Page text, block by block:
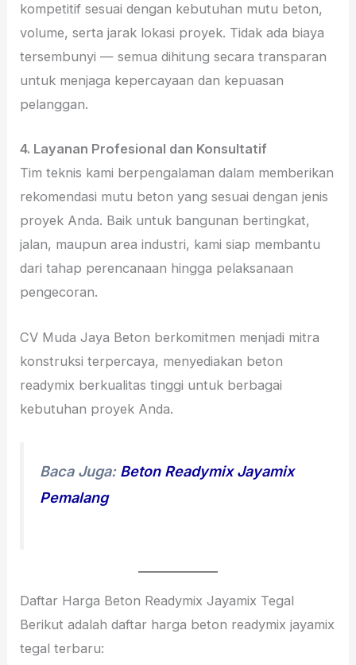
kompetitif sesuai dengan kebutuhan mutu beton,
volume, serta jarak lokasi proyek. Tidak ada biaya
tersembunyi — semua dihitung secara transparan
untuk menjaga kepercayaan dan kepuasan
pelanggan.
4. Layanan Profesional dan Konsultatif
Tim teknis kami berpengalaman dalam memberikan
rekomendasi mutu beton yang sesuai dengan jenis
proyek Anda. Baik untuk bangunan bertingkat,
jalan, maupun area industri, kami siap membantu
dari tahap perencanaan hingga pelaksanaan
pengecoran.
CV Muda Jaya Beton berkomitmen menjadi mitra
konstruksi terpercaya, menyediakan beton
readymix berkualitas tinggi untuk berbagai
kebutuhan proyek Anda.
Baca Juga: Beton Readymix Jayamix
Pemalang
Daftar Harga Beton Readymix Jayamix Tegal
Berikut adalah daftar harga beton readymix jayamix
tegal terbaru: